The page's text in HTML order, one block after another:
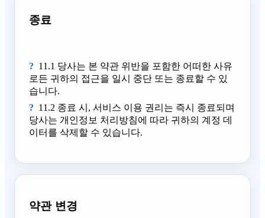
종료
11.1 당사는 본 약관 위반을 포함한 어떠한 사유
로든 귀하의 접근을 일시 중단 또는 종료할 수 있
습니다.
11.2 종료 시, 서비스 이용 권리는 즉시 종료되며
당사는 개인정보 처리방침에 따라 귀하의 계정 데
이터를 삭제할 수 있습니다.
약관 변경